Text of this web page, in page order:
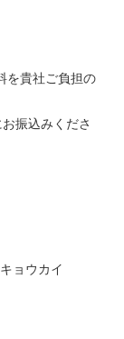
を貴社ご負担の
振込みくださ
ョウカイ